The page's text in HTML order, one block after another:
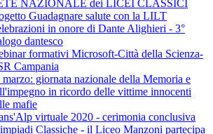
NAZIONALE dei LICEI CLASSICI
Guadagnare salute con la LILT
in onore di Dante Alighieri - 3°
dantesco
formativi Microsoft-Città della Scienza-
Campania
marzo: giornata nazionale della Memoria e
in ricordo delle vittime innocenti
mafie
virtuale 2020 - cerimonia conclusiva
Classiche - il Liceo Manzoni partecipa